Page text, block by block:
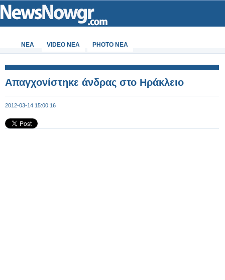
ΝΕΑ VIDEO NEA PHOTO NEA
Απαγχονίστηκε άνδρας στο Ηράκλειο
2012-03-14 15:00:16